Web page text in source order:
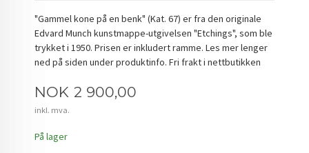
"Gammel kone på en benk" (Kat. 67) er fra den originale
Edvard Munch kunstmappe-utgivelsen "Etchings", som ble
trykket i 1950. Prisen er inkludert ramme. Les mer lenger
ned på siden under produktinfo. Fri frakt i nettbutikken
Pris
NOK 2 900,00
inkl. mva.
På lager